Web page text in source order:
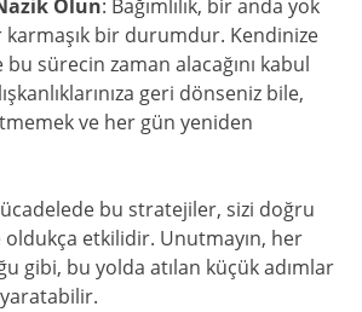
Olun: Bağımlılık, bir anda yok
karmaşık bir durumdur. Kendinize
bu sürecin zaman alacağını kabul
geri dönseniz bile,
ve her gün yeniden
bu stratejiler, sizi doğru
etkilidir. Unutmayın, her
gibi, bu yolda atılan küçük adımlar